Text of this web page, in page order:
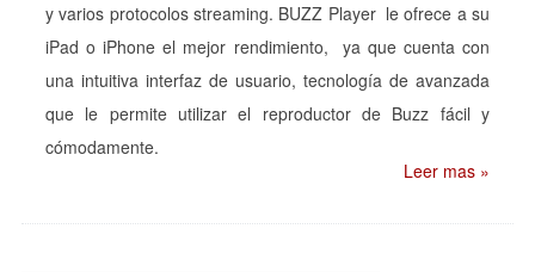
y varios protocolos streaming. BUZZ Player le ofrece a su
iPad o iPhone el mejor rendimiento, ya que cuenta con
una intuitiva interfaz de usuario, tecnología de avanzada
que le permite utilizar el reproductor de Buzz fácil y
cómodamente.
Leer mas »